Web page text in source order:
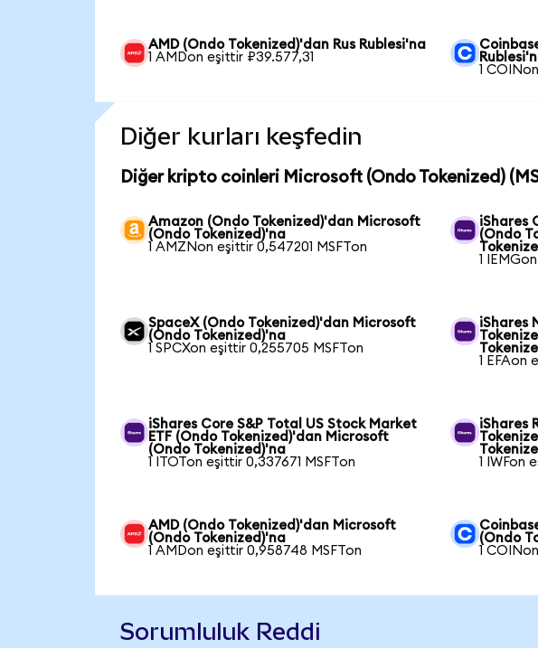
AMD (Ondo Tokenized)'dan Rus Rublesi'na
1 AMDon eşittir ₽39.577,31
1
Diğer kurları keşfedin
Diğer kripto coinleri Microsoft (Ondo Tokenized)
Amazon (Ondo Tokenized)'dan Microsoft
(Ondo Tokenized)'na
1 AMZNon eşittir 0,547201 MSFTon
iShares
(Ondo
1
SpaceX (Ondo Tokenized)'dan Microsoft
(Ondo Tokenized)'na
1 SPCXon eşittir 0,255705 MSFTon
iShares
1 EFAon
iShares Core S&P Total US Stock Market
ETF (Ondo Tokenized)'dan Microsoft
(Ondo Tokenized)'na
1 ITOTon eşittir 0,337671 MSFTon
iShares
1 IWFon
AMD (Ondo Tokenized)'dan Microsoft
(Ondo Tokenized)'na
1 AMDon eşittir 0,958748 MSFTon
(Ondo
1
Sorumluluk Reddi